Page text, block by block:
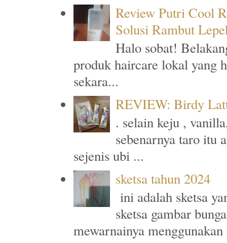
Review Putri Cool
Solusi Rambut
Halo sobat!
produk haircare lokal yang
sekara...
REVIEW: Birdy
. selain keju ,
sebenarnya taro itu
sejenis ubi ...
sketsa tahun 2024
ini adalah sketsa
sketsa gambar
mewarnainya